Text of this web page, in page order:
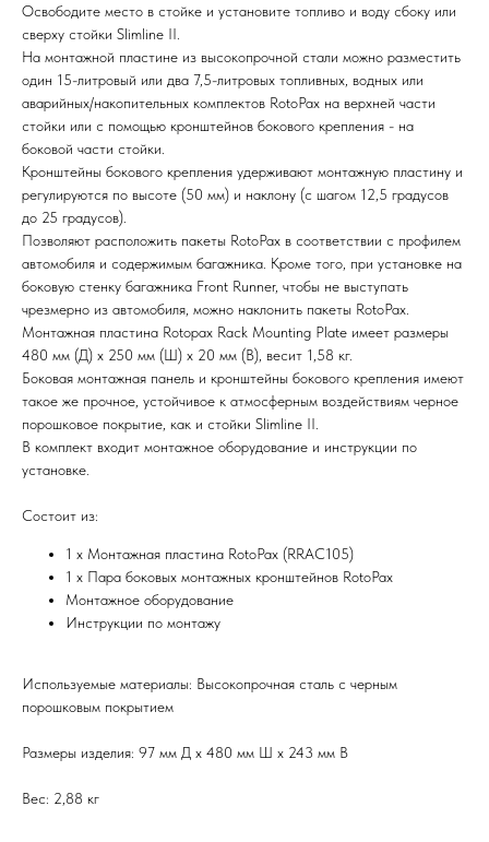
Освободите место в стойке и установите топливо и воду сбоку или
сверху стойки Slimline II.
На монтажной пластине из высокопрочной стали можно разместить
один 15-литровый или два 7,5-литровых топливных, водных или
аварийных/накопительных комплектов RotoPax на верхней части
стойки или с помощью кронштейнов бокового крепления - на
боковой части стойки.
Кронштейны бокового крепления удерживают монтажную пластину и
регулируются по высоте (50 мм) и наклону (с шагом 12,5 градусов
до 25 градусов).
Позволяют расположить пакеты RotoPax в соответствии с профилем
автомобиля и содержимым багажника. Кроме того, при установке на
боковую стенку багажника Front Runner, чтобы не выступать
чрезмерно из автомобиля, можно наклонить пакеты RotoPax.
Монтажная пластина Rotopax Rack Mounting Plate имеет размеры
480 мм (Д) x 250 мм (Ш) x 20 мм (В), весит 1,58 кг.
Боковая монтажная панель и кронштейны бокового крепления имеют
такое же прочное, устойчивое к атмосферным воздействиям черное
порошковое покрытие, как и стойки Slimline II.
В комплект входит монтажное оборудование и инструкции по
установке.
Состоит из:
1 x Монтажная пластина RotoPax (RRAC105)
1 x Пара боковых монтажных кронштейнов RotoPax
Монтажное оборудование
Инструкции по монтажу
Используемые материалы: Высокопрочная сталь с черным
порошковым покрытием
Размеры изделия: 97 мм Д x 480 мм Ш x 243 мм В
Вес: 2,88 кг